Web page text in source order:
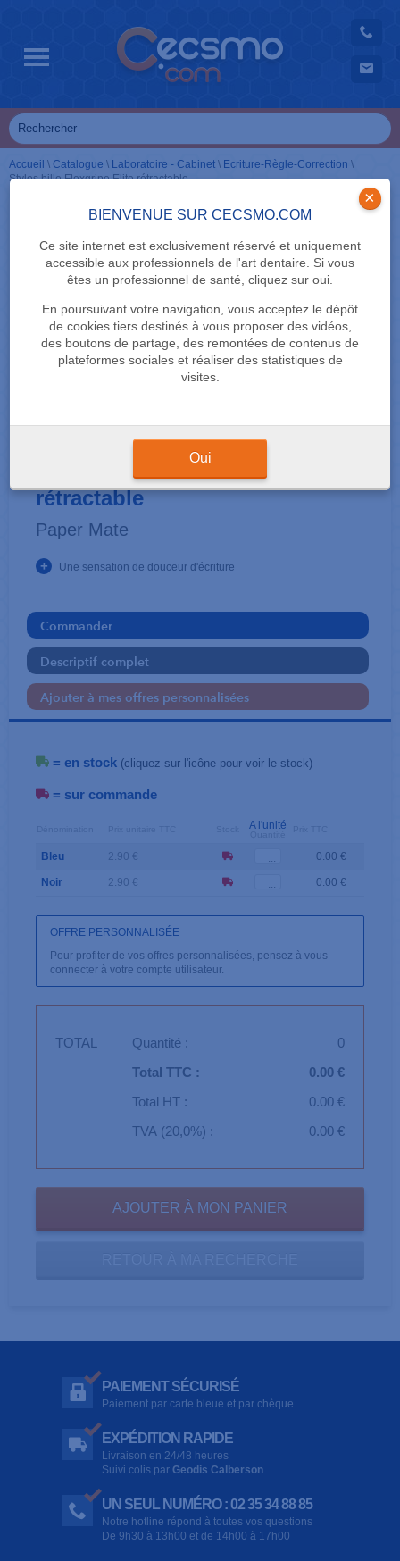
BIENVENUE SUR CECSMO.COM
Ce site internet est exclusivement réservé et uniquement
accessible aux professionnels de l'art dentaire. Si vous
êtes un professionnel de santé, cliquez sur oui.
En poursuivant votre navigation, vous acceptez le dépôt
de cookies tiers destinés à vous proposer des vidéos,
des boutons de partage, des remontées de contenus de
plateformes sociales et réaliser des statistiques de
visites.
×
Oui
Accueil \ Catalogue \ Laboratoire - Cabinet \ Ecriture-Règle-Correction \
Stylos bille Flexgripe Elite rétractable
Stylos bille Flexgripe Elite
rétractable
Paper Mate
+ Une sensation de douceur d'écriture
Commander
Descriptif complet
Ajouter à mes offres personnalisées
= en stock (cliquez sur l'icône pour voir le stock)
= sur commande
A l'unité
Bleu 2.90 € 0.00 €
Noir 2.90 € 0.00 €
OFFRE PERSONNALISÉE
Pour profiter de vos offres personnalisées, pensez à vous
connecter à votre compte utilisateur.
TOTAL Quantité :
0
Total TTC :
0.00 €
Total HT :
0.00 €
TVA (20,0%) :
0.00 €
PAIEMENT SÉCURISÉ
Paiement par carte bleue et par chèque
EXPÉDITION RAPIDE
Livraison en 24/48 heures
Suivi colis par Geodis Calberson
UN SEUL NUMÉRO : 02 35 34 88 85
Notre hotline répond à toutes vos questions
De 9h30 à 13h00 et de 14h00 à 17h00